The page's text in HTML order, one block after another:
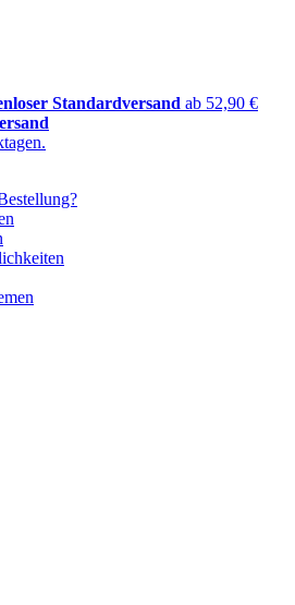
Standardversand ab 52,90 €